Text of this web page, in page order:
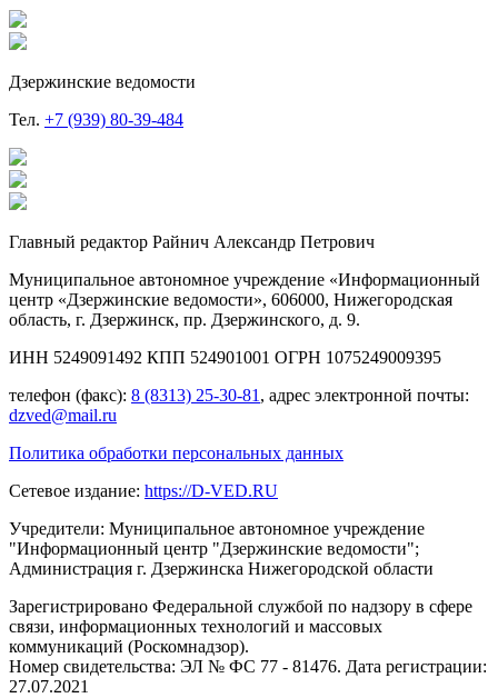
Дзержинские ведомости
Тел. +7 (939) 80-39-484
Главный редактор Райнич Александр Петрович
Муниципальное автономное учреждение «Информационный
центр «Дзержинские ведомости», 606000, Нижегородская
область, г. Дзержинск, пр. Дзержинского, д. 9.
ИНН 5249091492 КПП 524901001 ОГРН 1075249009395
телефон (факс): 8 (8313) 25-30-81 , адрес электронной почты:
dzved@mail.ru
Политика обработки персональных данных
Сетевое издание: https://D-VED.RU
Учредители: Муниципальное автономное учреждение
"Информационный центр "Дзержинские ведомости";
Администрация г. Дзержинска Нижегородской области
Зарегистрировано Федеральной службой по надзору в сфере
связи, информационных технологий и массовых
коммуникаций (Роскомнадзор).
Номер свидетельства: ЭЛ № ФС 77 - 81476. Дата регистрации:
27.07.2021